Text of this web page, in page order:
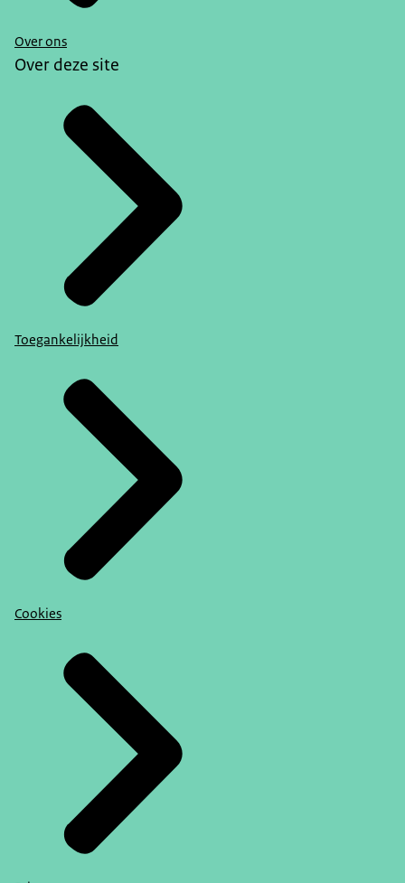
Over ons
Over deze site
Toegankelijkheid
Cookies